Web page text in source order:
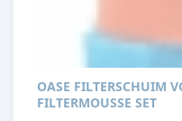
OASE FILTERSCHUIM
FILTERMOUSSE SET